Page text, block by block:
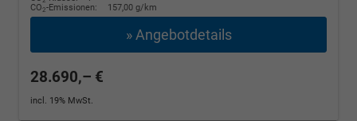
CO2-Emissionen: 157,00 g/km
» Angebotdetails
28.690,– €
incl. 19% MwSt.